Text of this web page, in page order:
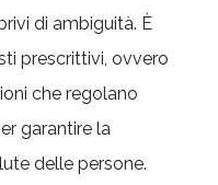
di ambiguità. È
prescrittivi, ovvero
che regolano
garantire la
delle persone.